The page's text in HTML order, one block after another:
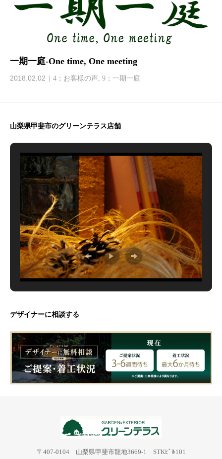
一期一庭-One time, One meeting
2018.02.02 4；お客様の声, 9；一期一庭
山梨県甲斐市のグリーンテラス店舗
デザイナーに相談する
〒407-0104 山梨県甲斐市龍地3669-1 STKﾋﾞﾙ101